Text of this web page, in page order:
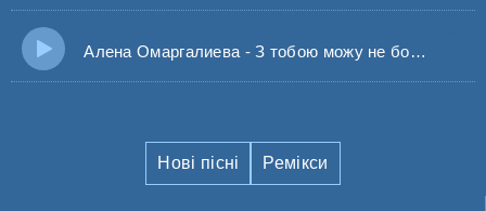
Алена Омаргалиева - З тобою можу не боятися
Нові пісні Ремікси